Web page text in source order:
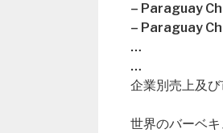
– Paraguay
– Paraguay
…
…
企業別売上及
世界のバーベ